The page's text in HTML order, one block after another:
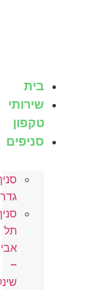
בית
שירותי
טקפון
סניפים
תל
–